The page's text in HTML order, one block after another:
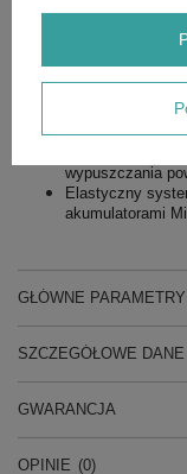
w maszynie i
Sterowanie
regulacją
Zdejmowana
Wszechstronne
wypuszczania
Elastyczny
akumulatorami
GŁÓWNE PARAMETRY
SZCZEGÓŁOWE DANE
GWARANCJA
OPINIE (0)